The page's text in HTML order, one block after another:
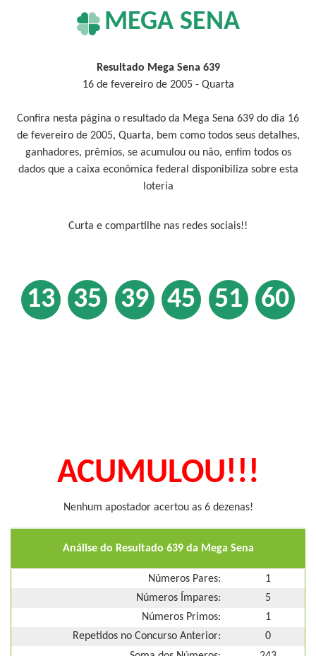
MEGA SENA
Resultado Mega Sena 639
16 de fevereiro de 2005 - Quarta
Confira nesta página o resultado da Mega Sena 639 do dia 16
de fevereiro de 2005, Quarta, bem como todos seus detalhes,
ganhadores, prêmios, se acumulou ou não, enfim todos os
dados que a caixa econômica federal disponibiliza sobre esta
loteria
Curta e compartilhe nas redes sociais!!
13 35 39 45 51 60
ACUMULOU!!!
Nenhum apostador acertou as 6 dezenas!
Análise do Resultado 639 da Mega Sena
Números Pares:
1
Números Ímpares:
5
Números Primos:
1
Repetidos no Concurso Anterior:
0